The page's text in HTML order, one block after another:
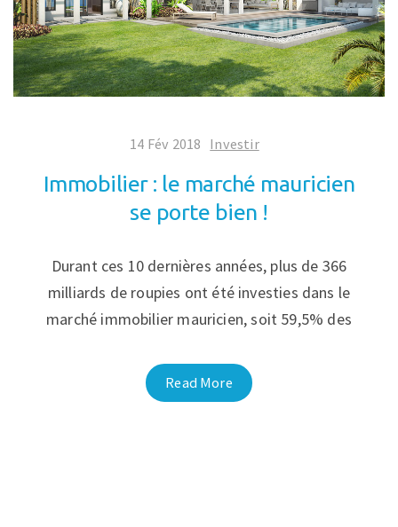
14 Fév 2018 Investir
Immobilier : le marché mauricien
se porte bien !
Durant ces 10 dernières années, plus de 366
milliards de roupies ont été investies dans le
marché immobilier mauricien, soit 59,5% des
Read More